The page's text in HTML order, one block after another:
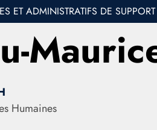
ET ADMINISTRATIFS DE
Humaines